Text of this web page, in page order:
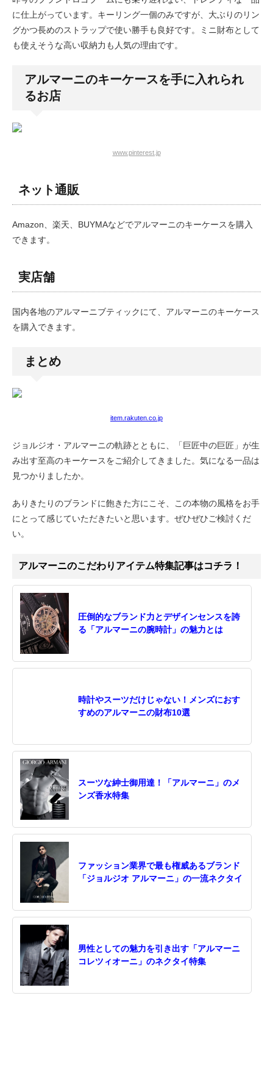
に仕上がっています。キーリング一個のみですが、大ぶりのリン
グかつ長めのストラップで使い勝手も良好です。ミニ財布として
も使えそうな高い収納力も人気の理由です。
アルマーニのキーケースを手に入れられ
るお店
www.pinterest.jp
ネット通販
Amazon、楽天、BUYMAなどでアルマーニのキーケースを購入
できます。
実店舗
国内各地のアルマーニブティックにて、アルマーニのキーケース
を購入できます。
まとめ
item.rakuten.co.jp
ジョルジオ・アルマーニの軌跡とともに、「巨匠中の巨匠」が生
み出す至高のキーケースをご紹介してきました。気になる一品は
見つかりましたか。
ありきたりのブランドに飽きた方にこそ、この本物の風格をお手
にとって感じていただきたいと思います。ぜひぜひご検討くだ
い。
アルマーニのこだわりアイテム特集記事はコチラ！
圧倒的なブランド力とデザインセンスを誇
る「アルマーニの腕時計」の魅力とは
時計やスーツだけじゃない！メンズにおす
すめのアルマーニの財布10選
スーツな紳士御用達！「アルマーニ」のメ
ンズ香水特集
ファッション業界で最も権威あるブランド
「ジョルジオ アルマーニ」の一流ネクタイ
男性としての魅力を引き出す「アルマーニ
コレツィオーニ」のネクタイ特集